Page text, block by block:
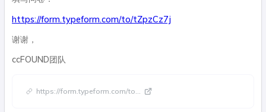
https://form.typeform.com/to/tZpzCz7j
谢谢，
ccFOUND团队
https://form.typeform.com/to